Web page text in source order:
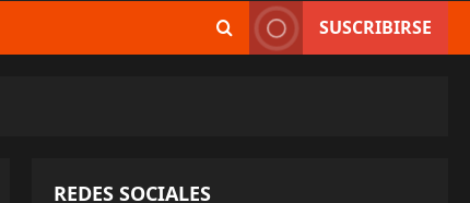
SUSCRIBIRSE
REDES SOCIALES